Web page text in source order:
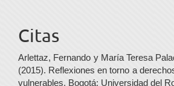
Citas
Arlettaz, Fernando y María Teresa
(2015). Reflexiones en torno a
vulnerables. Bogotá: Universidad del